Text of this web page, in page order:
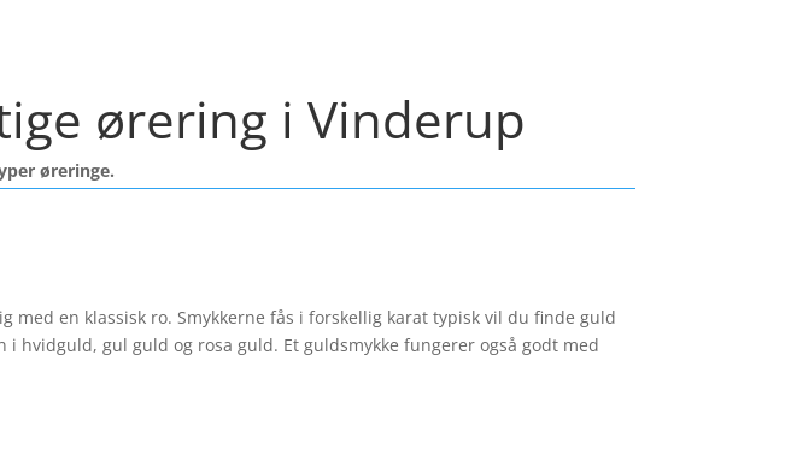
ørering i Vinderup
øreringe.
en klassisk ro. Smykkerne fås i forskellig karat typisk vil du finde guld
hvidguld, gul guld og rosa guld. Et guldsmykke fungerer også godt med